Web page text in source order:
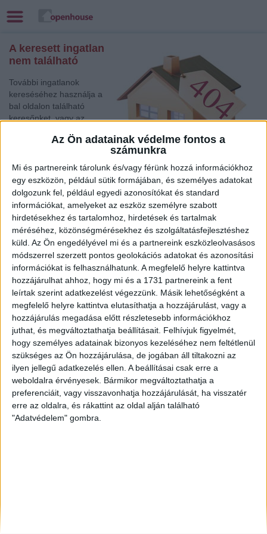
Az Ön adatainak védelme fontos a
számunkra
Mi és partnereink tárolunk és/vagy férünk hozzá információkhoz
egy eszközön, például sütik formájában, és személyes adatokat
dolgozunk fel, például egyedi azonosítókat és standard
információkat, amelyeket az eszköz személyre szabott
hirdetésekhez és tartalomhoz, hirdetések és tartalmak
méréséhez, közönségmérésekhez és szolgáltatásfejlesztéshez
küld. Az Ön engedélyével mi és a partnereink eszközleolvasásos
módszerrel szerzett pontos geolokációs adatokat és azonosítási
információkat is felhasználhatunk. A megfelelő helyre kattintva
hozzájárulhat ahhoz, hogy mi és a 1731 partnereink a fent
leírtak szerint adatkezelést végezzünk. Másik lehetőségként a
megfelelő helyre kattintva elutasíthatja a hozzájárulást, vagy a
hozzájárulás megadása előtt részletesebb információkhoz
juthat, és megváltoztathatja beállításait. Felhívjuk figyelmét,
hogy személyes adatainak bizonyos kezeléséhez nem feltétlenül
szükséges az Ön hozzájárulása, de jogában áll tiltakozni az
ilyen jellegű adatkezelés ellen. A beállításai csak erre a
weboldalra érvényesek. Bármikor megváltoztathatja a
preferenciáit, vagy visszavonhatja hozzájárulását, ha visszatér
erre az oldalra, és rákattint az oldal alján található
"Adatvédelem" gombra.
A keresett ingatlan
nem található
További ingatlanok
kereséséhez használja a
bal oldalon található
keresőnket, vagy az
Debrecen, Eladó Társasházi lakás, Családi ház
Kecskemét, Eladó Társasházi lakás
Eger, Eladó Társasházi lakás
, Eladó Társasházi lakás
Székesfehérvár, Eladó Társasházi lakás
Tatabánya, Eladó Családi ház
Keszthely, Eladó Családi ház
Jászberény , Eladó Családi ház
Győr , Eladó és Kiadó Társasházi lakás, Családi ház